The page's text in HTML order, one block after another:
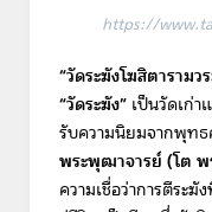
https://
“วัดระฆังโฆสิตารามว
“วัดระฆัง” เป็นวัดเก่
รับความนิยมจากพุทธ
พระพุฒาจารย์ (โต พ
ความเชื่อว่าการตีระฆั